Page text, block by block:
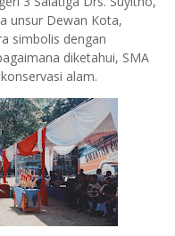
unsur Dewan Kota,
simbolis dengan
diketahui, SMA
alam.